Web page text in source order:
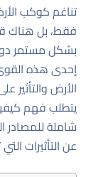
تناغم كوكب
فقط، بل هناك
بشكل مستمر
إحدى هذه
الأرض والتأثير
يتطلب فهم
شاملة للمصادر
عن التأثيرات